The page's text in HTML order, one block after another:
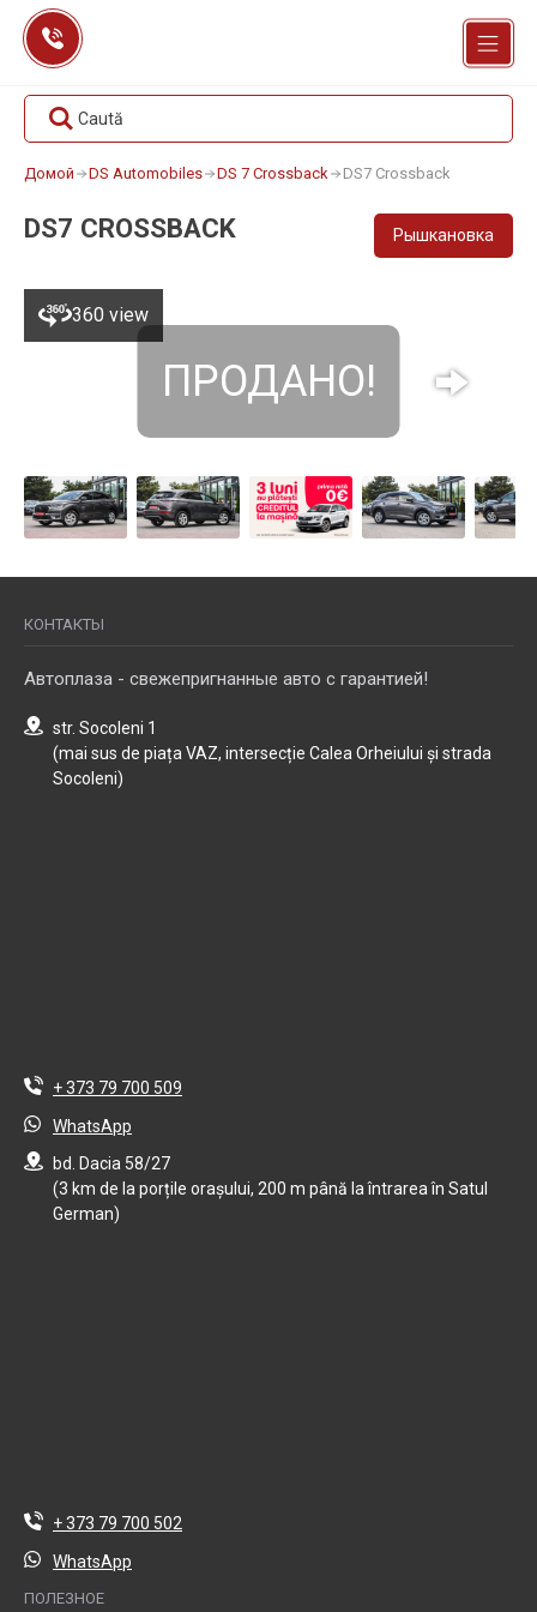
Перейти
содержанию
Caută
Домой DS Automobiles DS 7 Crossback DS7 Crossback
DS7 CROSSBACK Рышкановка
360 view
ПРОДАНО!
КОНТАКТЫ
Автоплаза - свежепригнанные авто с гарантией!
str. Socoleni 1
(mai sus de piața VAZ, intersecție Calea Orheiului și strada
Socoleni)
+ 373 79 700 509
WhatsApp
bd. Dacia 58/27
(3 km de la porțile orașului, 200 m până la întrarea în Satul
German)
+ 373 79 700 502
WhatsApp
ПОЛЕЗНОЕ